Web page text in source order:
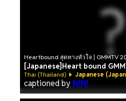
Heartbound สุดทางหัวใจ | GMMTV
[Japanese]Heart bound
Thai (Thailand) Japanese
captioned by NINI